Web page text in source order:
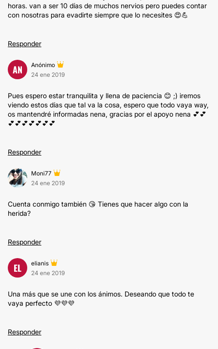
horas. van a ser 10 días de muchos nervios pero puedes contar
con nosotras para evadirte siempre que lo necesites 😍💪
Responder
AN
Anónimo
24 ene 2019
Pues espero estar tranquilita y llena de paciencia 😊 ;) iremos
viendo estos días que tal va la cosa, espero que todo vaya way,
os mantendré informadas nena, gracias por el apoyo nena 💕💕
💕💕💕💕💕💕💕
Responder
Moni77
24 ene 2019
Cuenta conmigo también 😘 Tienes que hacer algo con la
herida?
Responder
EL
elianis
24 ene 2019
Una más que se une con los ánimos. Deseando que todo te
vaya perfecto 💜💜💜
Responder